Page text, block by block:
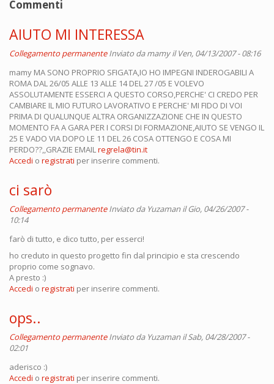
Commenti
AIUTO MI INTERESSA
Collegamento permanente Inviato damamyil Ven, 04/13/2007 - 08:16
mamy MA SONO PROPRIO SFIGATA,IO HO IMPEGNI INDEROGABILI A
ROMA DAL 26/05 ALLE 13 ALLE 14 DEL 27 /05 E VOLEVO
ASSOLUTAMENTE ESSERCI A QUESTO CORSO,PERCHE' CI CREDO PER
CAMBIARE IL MIO FUTURO LAVORATIVO E PERCHE' MI FIDO DI VOI
PRIMA DI QUALUNQUE ALTRA ORGANIZZAZIONE CHE IN QUESTO
MOMENTO FA A GARA PER I CORSI DI FORMAZIONE,AIUTO SE VENGO IL
25 E VADO VIA DOPO LE 11 DEL 26 COSA OTTENGO E COSA MI
PERDO??,,GRAZIE EMAILregrela@tin.it
Accedi o registrati per inserire commenti.
ci sarò
Collegamento permanente Inviato da Yuzaman il Gio, 04/26/2007 -
10:14
farò di tutto, e dico tutto, per esserci!
ho creduto in questo progetto fin dal principio e sta crescendo
proprio come sognavo.
A presto :)
Accedi o registrati per inserire commenti.
ops..
Collegamento permanente Inviato da Yuzaman il Sab, 04/28/2007 -
02:01
aderisco :)
Accedi o registrati per inserire commenti.